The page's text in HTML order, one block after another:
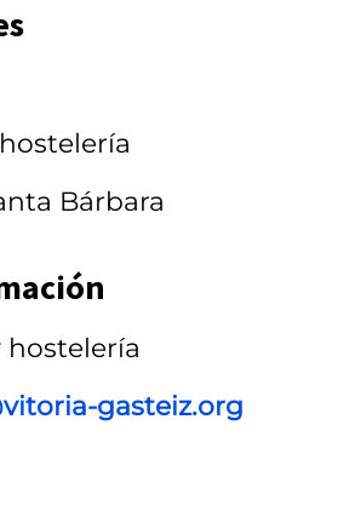
Bárbara
hostelería
gasteiz.org